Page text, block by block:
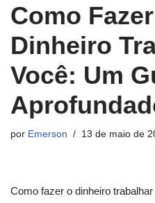
Como
Dinheiro
Você: Um
por Emerson 13 de maio de
Como fazer o dinheiro